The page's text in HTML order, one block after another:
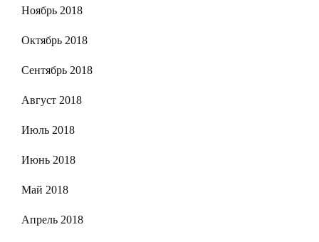
Ноябрь 2018
Октябрь 2018
Сентябрь 2018
Август 2018
Июль 2018
Июнь 2018
Май 2018
Апрель 2018